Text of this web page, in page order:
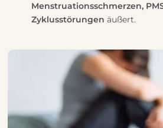
Menstruationsschmerzen,
Zyklusstörungenäußert.